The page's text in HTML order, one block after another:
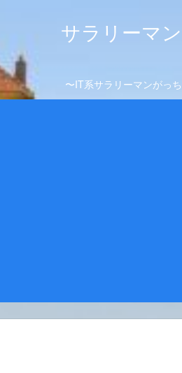
サラリーマ
〜IT系サラリーマンがっ